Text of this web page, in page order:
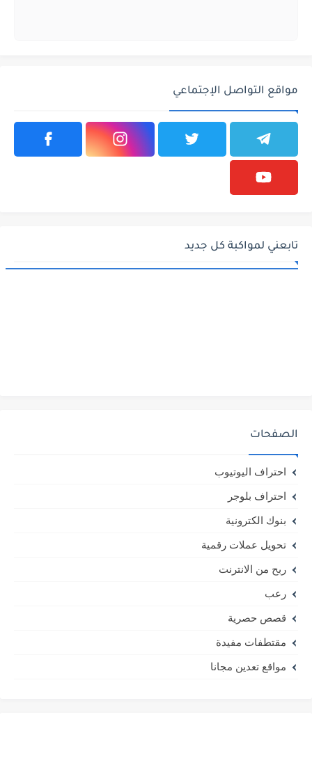
مواقع التواصل الإجتماعي
تابعني لمواكبة كل جديد
الصفحات
احتراف اليوتيوب
احتراف بلوجر
بنوك الكترونية
تحويل عملات رقمية
ربح من الانترنت
رعب
قصص حصرية
مقتطفات مفيدة
مواقع تعدين مجانا